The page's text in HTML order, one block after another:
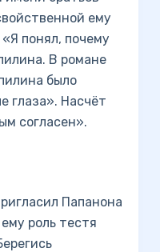
ему
понял, почему
В романе
было
глаза». Насчёт
согласен».
Папанона
роль тестя